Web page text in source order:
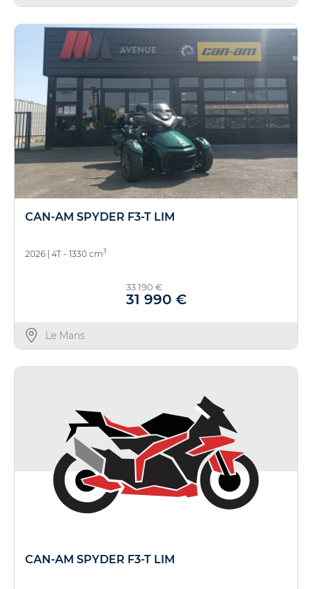
CAN-AM SPYDER F3-T LIM
2026 4T - 1330 cm3
33 190 €
31 990 €
Le Mans
CAN-AM SPYDER F3-T LIM